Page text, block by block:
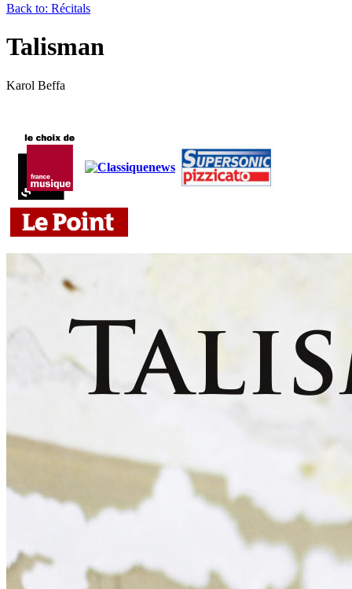
Back to: Récitals
Talisman
Karol Beffa